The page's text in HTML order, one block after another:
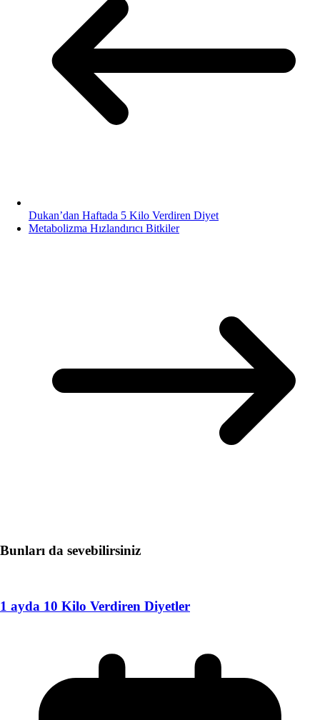
Dukan’dan Haftada 5 Kilo Verdiren Diyet
Metabolizma Hızlandırıcı Bitkiler
Bunları da sevebilirsiniz
1 ayda 10 Kilo Verdiren Diyetler